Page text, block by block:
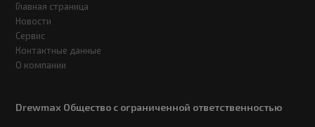
Главная страница
Новости
Сервис
Контактные данные
О компании
Drewmax Общество с ограниченной ответственностью